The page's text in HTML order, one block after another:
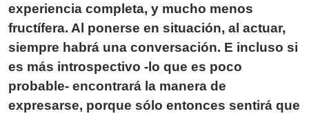
experiencia completa, y mucho menos
fructífera. Al ponerse en situación, al actuar,
siempre habrá una conversación. E incluso si
es más introspectivo -lo que es poco
probable- encontrará la manera de
expresarse, porque sólo entonces sentirá que